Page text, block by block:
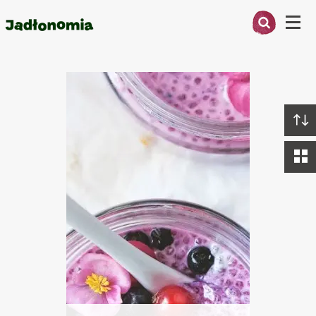
Menu
O MNIE
PRZEPISY
ARTYKUŁY
KONTAKT